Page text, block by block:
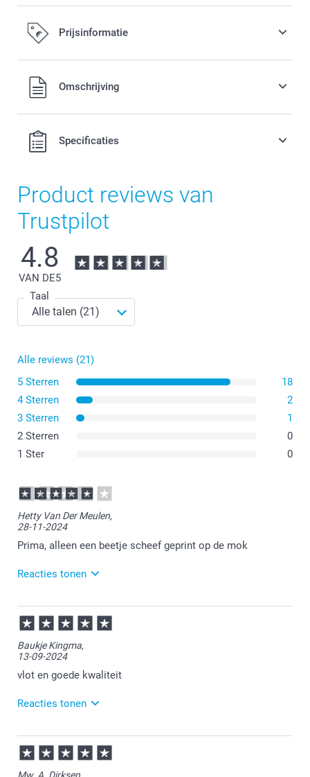
Prijsinformatie
Alle prijzen zijn in EURO (€) inclusief BTW en exclusief
verzendkosten.Omschrijving
Specificaties
Product reviews van
Trustpilot
4.8
VAN DE5
Taal
Alle reviews (21)
5 Sterren
18
4 Sterren
2
3 Sterren
1
2 Sterren
0
1 Ster
0
Hetty Van Der Meulen,
28-11-2024
Prima, alleen een beetje scheef geprint op de mok
Reacties tonen
29-11-2024
14:07
Vervelend om te vernemen dat de print scheef is
gedrukt. Dat is uiteraard niet de bedoeling. Zou je
eens een foto kunnen sturen naar
service@smartphoto.nl? De klantenservice kijkt
graag even met je mee!
Baukje Kingma,
13-09-2024
vlot en goede kwaliteit
Reacties tonen
16-09-2024
14:51
Bedankt voor je bericht.